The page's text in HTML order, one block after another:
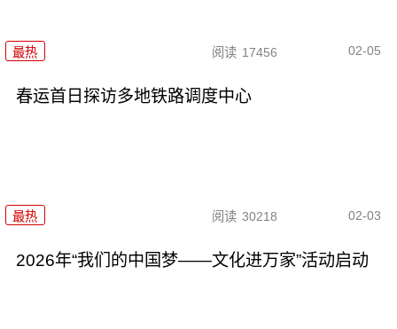
最热 阅读 17456 02-05
春运首日探访多地铁路调度中心
最热 阅读 30218 02-03
2026年“我们的中国梦——文化进万家”活动启动